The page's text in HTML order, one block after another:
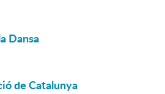
Dansa
de Catalunya